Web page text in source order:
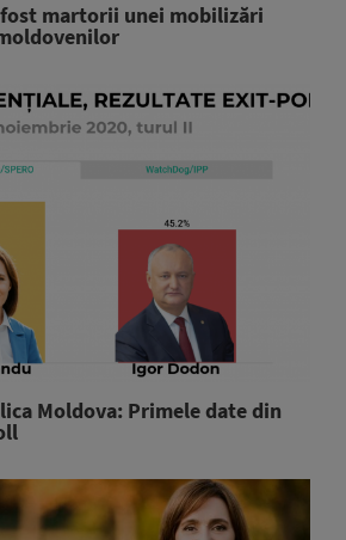
fost martorii unei mobilizări
Moldova: Primele date din